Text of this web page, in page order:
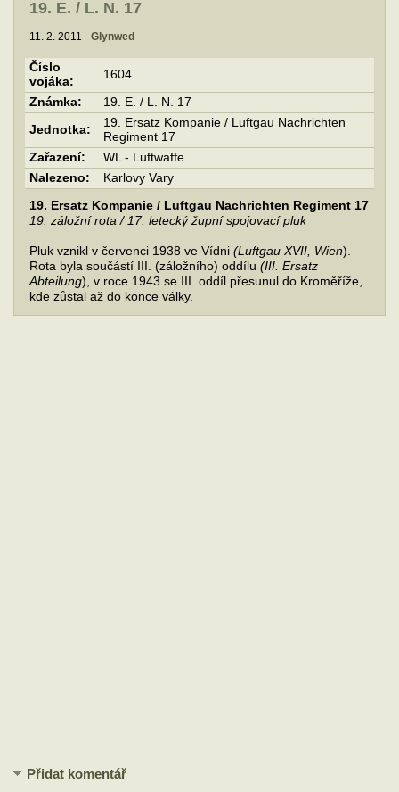
19. E. / L. N. 17
11. 2. 2011 - Glynwed
Číslo
vojáka:
1604
Známka: 19. E. / L. N. 17
Jednotka:
19. Ersatz Kompanie / Luftgau Nachrichten
Regiment 17
Zařazení:
WL - Luftwaffe
Nalezeno:
Karlovy Vary
19. Ersatz Kompanie / Luftgau Nachrichten Regiment 17
19. záložní rota / 17. letecký župní spojovací pluk
Pluk vznikl v červenci 1938 ve Vídni (Luftgau XVII, Wien).
Rota byla součástí III. (záložního) oddílu (III. Ersatz
Abteilung), v roce 1943 se III. oddíl přesunul do Kroměříže,
kde zůstal až do konce války.
Přidat komentář